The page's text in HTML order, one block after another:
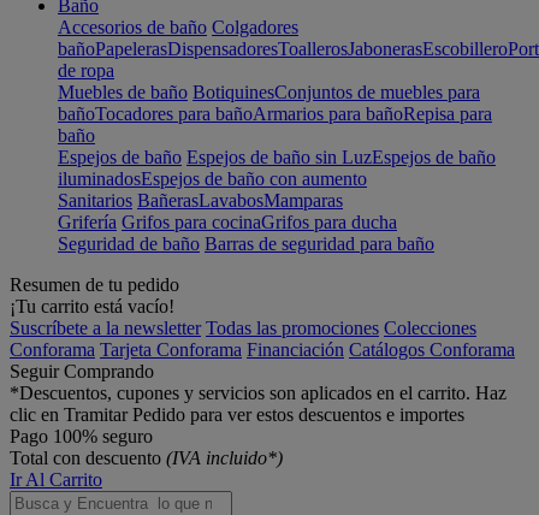
Baño
Accesorios de baño Colgadores
bañoPapelerasDispensadoresToallerosJabonerasEscobillero
de ropa
Muebles de baño BotiquinesConjuntos de muebles para
bañoTocadores para bañoArmarios para bañoRepisa para
baño
Espejos de baño Espejos de baño sin LuzEspejos de baño
iluminadosEspejos de baño con aumento
Sanitarios BañerasLavabosMamparas
Grifería Grifos para cocinaGrifos para ducha
Seguridad de baño Barras de seguridad para baño
Resumen de tu pedido
¡Tu carrito está vacío!
Suscríbete a la newsletter Todas las promociones Colecciones
Conforama Tarjeta Conforama Financiación Catálogos Conforama
Seguir Comprando
*Descuentos, cupones y servicios son aplicados en el carrito. Haz
clic en Tramitar Pedido para ver estos descuentos e importes
Pago 100% seguro
Total con descuento (IVA incluido*)
Ir Al Carrito